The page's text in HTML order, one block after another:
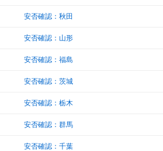
安否確認：秋田
安否確認：山形
安否確認：福島
安否確認：茨城
安否確認：栃木
安否確認：群馬
安否確認：千葉